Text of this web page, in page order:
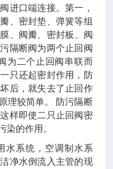
进口端连接。第一，
、密封垫、弹簧等组
、阀瓣、密封板、阀
隔断阀为两个止回阀
为二个止回阀串联而
只还起密封作用，防
后，就失去了止回作
理较简单。 防污隔断
样即使二只止回阀密
染的作用。
水系统，空调制水系
净水倒流入主管的现